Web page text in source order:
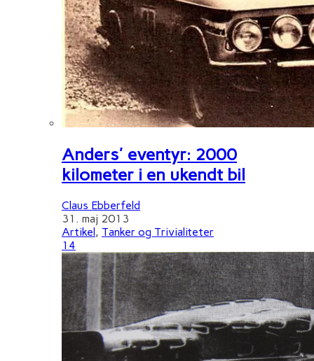
Anders' eventyr: 2000
kilometer i en ukendt bil
Claus Ebberfeld
31. maj 2013
Artikel , Tanker og Trivialiteter
14